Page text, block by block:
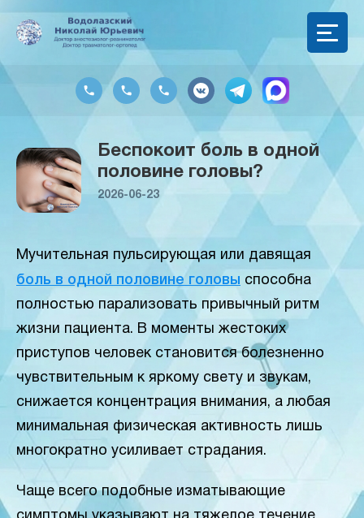
Беспокоит боль в одной
половине головы?
2026-06-23
Мучительная пульсирующая или давящая
боль в одной половине головы способна
полностью парализовать привычный ритм
жизни пациента. В моменты жестоких
приступов человек становится болезненно
чувствительным к яркому свету и звукам,
снижается концентрация внимания, а любая
минимальная физическая активность лишь
многократно усиливает страдания.
Чаще всего подобные изматывающие